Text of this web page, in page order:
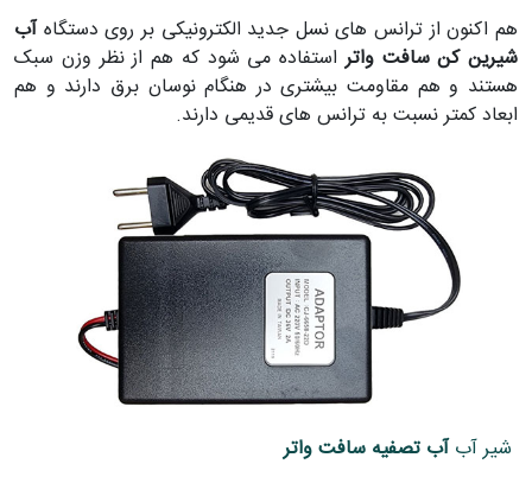
هم اکنون از ترانس های نسل جدید الکترونیکی بر روی دستگاهآب
شیرین کن سافت واتراستفاده می شود که هم از نظر وزن سبک
هستند و هم مقاومت بیشتری در هنگام نوسان برق دارند و هم
ابعاد کمتر نسبت به ترانس های قدیمی دارند.
شیر آبآب تصفیه سافت واتر